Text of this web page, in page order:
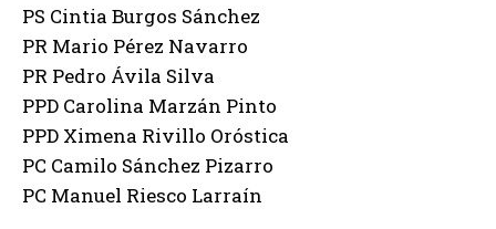
PS Cintia Burgos Sánchez
PR Mario Pérez Navarro
PR Pedro Ávila Silva
PPD Carolina Marzán Pinto
PPD Ximena Rivillo Oróstica
PC Camilo Sánchez Pizarro
PC Manuel Riesco Larraín